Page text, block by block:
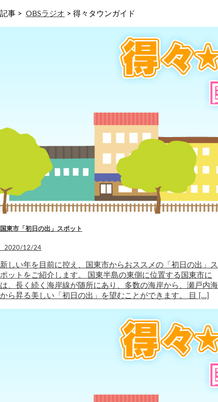
記事 > OBSラジオ > 得々タウンガイド
国東市「初日の出」スポット
2020/12/24
新しい年を目前に控え、国東市からおススメの「初日の出」ス
ポットをご紹介します。 国東半島の東側に位置する国東市に
は、長く続く海岸線が随所にあり、多数の海岸から、瀬戸内海
から昇る美しい「初日の出」を望むことができます。 目 […]